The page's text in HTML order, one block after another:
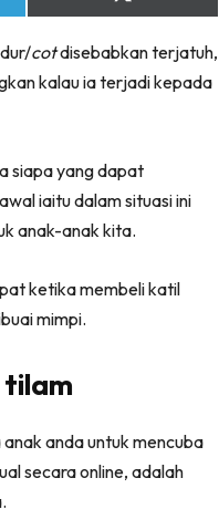
on
(Twitter)
cotdisebabkan terjatuh,
kalau ia terjadi kepada
siapa yang dapat
iaitu dalam situasi ini
anak-anak kita.
ketika membeli katil
mimpi.
tilam
anda untuk mencuba
secara online, adalah